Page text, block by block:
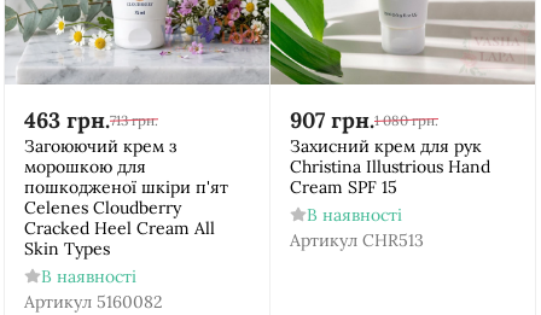
463 грн.713 грн.
Загоюючий крем з
морошкою для
пошкодженої шкіри п'ят
Celenes Cloudberry
Cracked Heel Cream All
Skin Types
В наявності
Артикул 5160082
907 грн.1 080 грн.
Захисний крем для рук
Christina Illustrious Hand
Cream SPF 15
В наявності
Артикул CHR513